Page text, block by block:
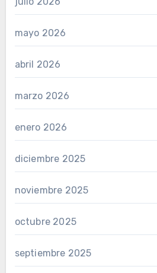
mayo 2026
abril 2026
marzo 2026
enero 2026
diciembre 2025
noviembre 2025
octubre 2025
septiembre 2025